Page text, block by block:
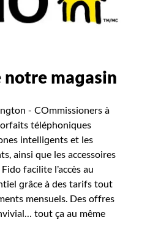
notre magasin
- COmmissioners à
téléphoniques
intelligents et les
ainsi que les accessoires
facilite l’accès au
grâce à des tarifs tout
mensuels. Des offres
tout ça au même